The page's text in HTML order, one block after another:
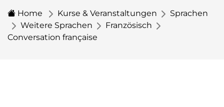
Home Kurse & Veranstaltungen
Sprachen
Weitere Sprachen
Französisch
Conversation française